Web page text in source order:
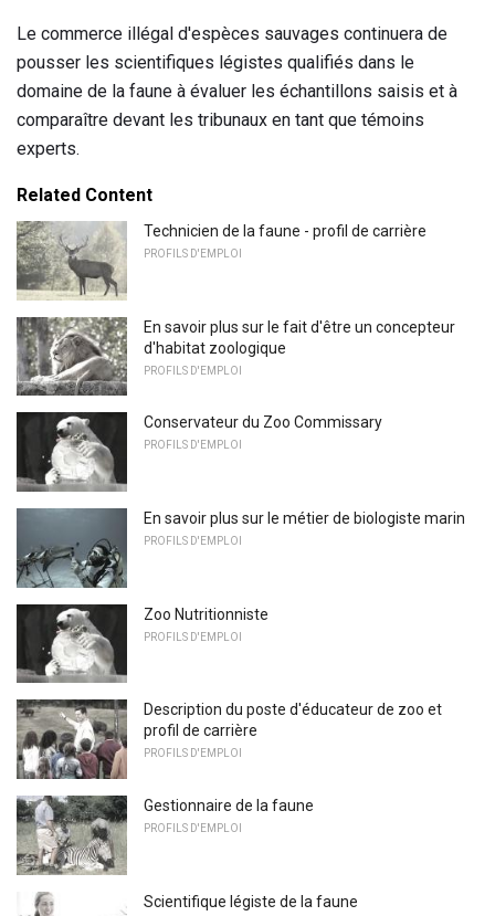
Le commerce illégal d'espèces sauvages continuera de
pousser les scientifiques légistes qualifiés dans le
domaine de la faune à évaluer les échantillons saisis et à
comparaître devant les tribunaux en tant que témoins
experts.
Related Content
Technicien de la faune - profil de carrière
PROFILS D'EMPLOI
En savoir plus sur le fait d'être un concepteur
d'habitat zoologique
PROFILS D'EMPLOI
Conservateur du Zoo Commissary
PROFILS D'EMPLOI
En savoir plus sur le métier de biologiste marin
PROFILS D'EMPLOI
Zoo Nutritionniste
PROFILS D'EMPLOI
Description du poste d'éducateur de zoo et
profil de carrière
PROFILS D'EMPLOI
Gestionnaire de la faune
PROFILS D'EMPLOI
Scientifique légiste de la faune